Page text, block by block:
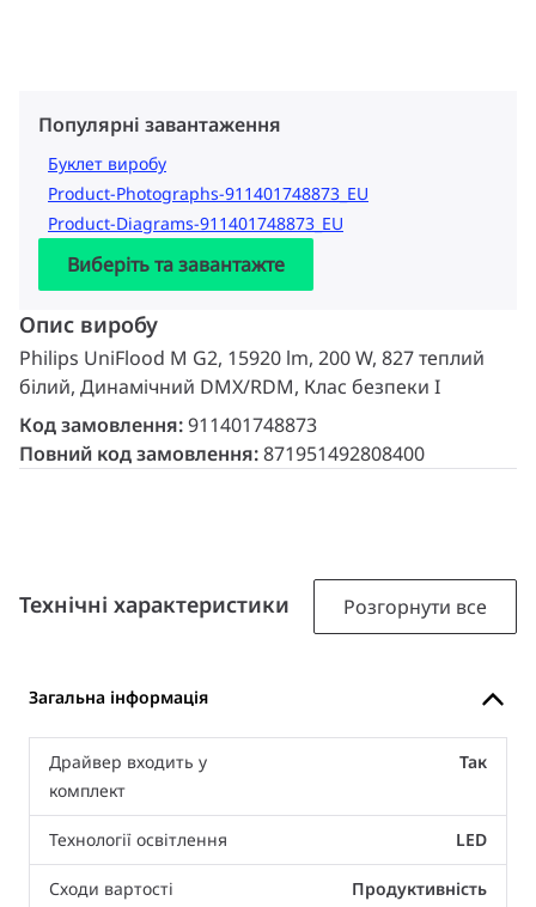
Популярні завантаження
Буклет виробу
Product-Photographs-911401748873_EU
Product-Diagrams-911401748873_EU
Виберіть та завантажте
Опис виробу
Philips UniFlood M G2, 15920 lm, 200 W, 827 теплий
білий, Динамічний DMX/RDM, Клас безпеки I
Код замовлення:911401748873
Повний код замовлення:871951492808400
Технічні характеристики Розгорнути все
Загальна інформація
Драйвер входить у
комплект
Так
Технології освітлення LED
Сходи вартості Продуктивність